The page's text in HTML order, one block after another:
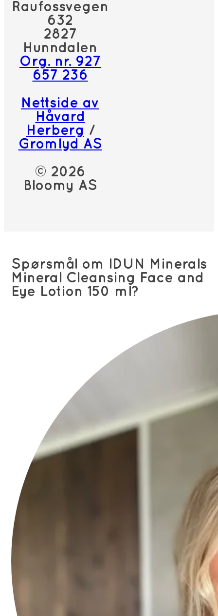
Raufossvegen
632
2827
Hunndalen
Org. nr. 927
657 236
Nettside av
Håvard
Herberg /
Gromlyd AS
© 2026
Bloomy AS
Spørsmål om IDUN Minerals
Mineral Cleansing Face and
Eye Lotion 150 ml?